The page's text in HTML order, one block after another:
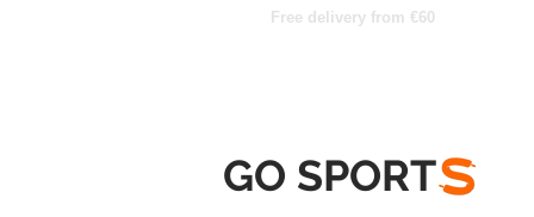
Free delivery from €60
GO SPORTS